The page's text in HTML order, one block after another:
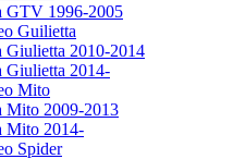
GTV 1996-2005
Guilietta
Giulietta 2010-2014
Giulietta 2014-
Mito
Mito 2009-2013
Mito 2014-
Spider